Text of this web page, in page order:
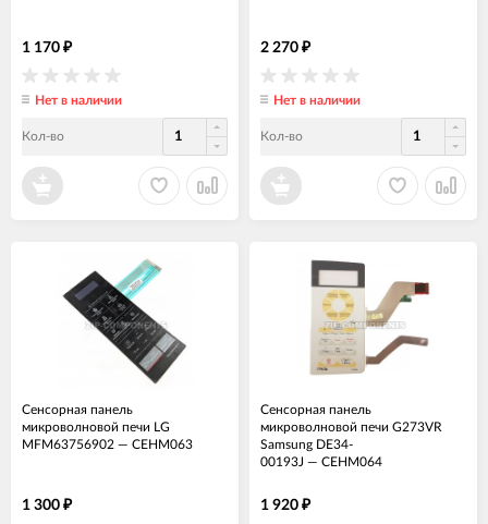
1 170 ₽
Нет в наличии
Кол-во
2 270 ₽
Нет в наличии
Кол-во
Сенсорная панель
микроволновой печи LG
MFM63756902 — СЕНМ063
1 300 ₽
Сенсорная панель
микроволновой печи G273VR
Samsung DE34-
00193J — СЕНМ064
1 920 ₽